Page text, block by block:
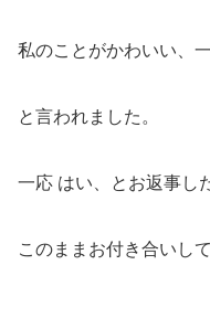
私のことがかわいい、
と言われました。
一応 はい、とお返事し
このままお付き合いし